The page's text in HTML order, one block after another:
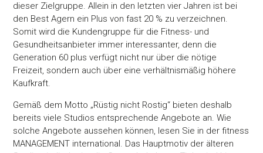
dieser Zielgruppe. Allein in den letzten vier Jahren ist bei
den Best Agern ein Plus von fast 20 % zu verzeichnen.
Somit wird die Kundengruppe für die Fitness- und
Gesundheitsanbieter immer interessanter, denn die
Generation 60 plus verfügt nicht nur über die nötige
Freizeit, sondern auch über eine verhältnismäßig höhere
Kaufkraft.
Gemäß dem Motto „Rüstig nicht Rostig“ bieten deshalb
bereits viele Studios entsprechende Angebote an. Wie
solche Angebote aussehen können, lesen Sie in der fitness
MANAGEMENT international. Das Hauptmotiv der älteren